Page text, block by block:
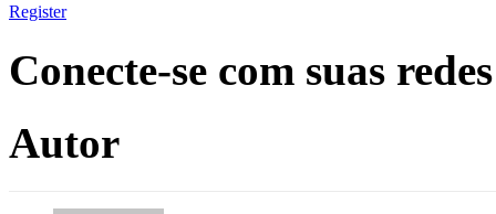
Register
Conecte-se com suas redes
Autor